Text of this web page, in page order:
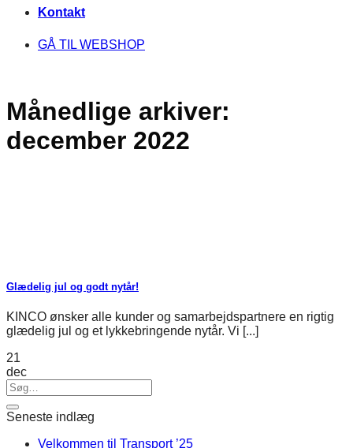
Kontakt
GÅ TIL WEBSHOP
Månedlige arkiver:
december 2022
Glædelig jul og godt nytår!
KINCO ønsker alle kunder og samarbejdspartnere en rigtig
glædelig jul og et lykkebringende nytår. Vi [...]
21
dec
Seneste indlæg
Velkommen til Transport ’25